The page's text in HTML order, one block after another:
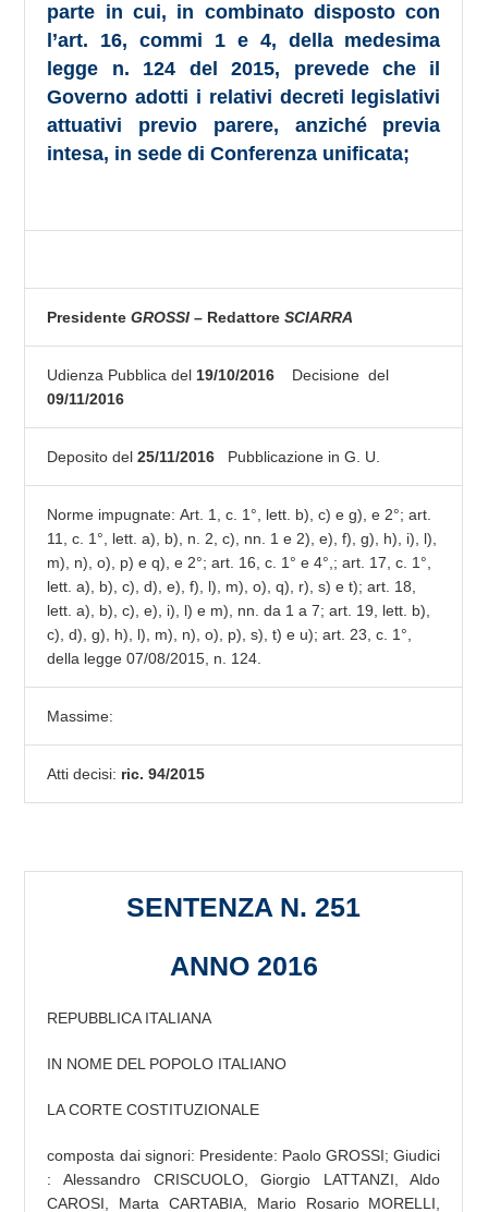
parte in cui, in combinato disposto con
l’art. 16, commi 1 e 4, della medesima
legge n. 124 del 2015, prevede che il
Governo adotti i relativi decreti legislativi
attuativi previo parere, anziché previa
intesa, in sede di Conferenza unificata;
PresidenteGROSSI – RedattoreSCIARRA
Udienza Pubblica del 19/10/2016 Decisione del
09/11/2016
Deposito del25/11/2016 Pubblicazione in G. U.
Norme impugnate: Art. 1, c. 1°, lett. b), c) e g), e 2°; art.
11, c. 1°, lett. a), b), n. 2, c), nn. 1 e 2), e), f), g), h), i), l),
m), n), o), p) e q), e 2°; art. 16, c. 1° e 4°,; art. 17, c. 1°,
lett. a), b), c), d), e), f), l), m), o), q), r), s) e t); art. 18,
lett. a), b), c), e), i), l) e m), nn. da 1 a 7; art. 19, lett. b),
c), d), g), h), l), m), n), o), p), s), t) e u); art. 23, c. 1°,
della legge 07/08/2015, n. 124.
Massime:
Atti decisi: ric. 94/2015
SENTENZA N. 251
ANNO 2016
REPUBBLICA ITALIANA
IN NOME DEL POPOLO ITALIANO
LA CORTE COSTITUZIONALE
composta dai signori: Presidente: Paolo GROSSI; Giudici
: Alessandro CRISCUOLO, Giorgio LATTANZI, Aldo
CAROSI, Marta CARTABIA, Mario Rosario MORELLI,